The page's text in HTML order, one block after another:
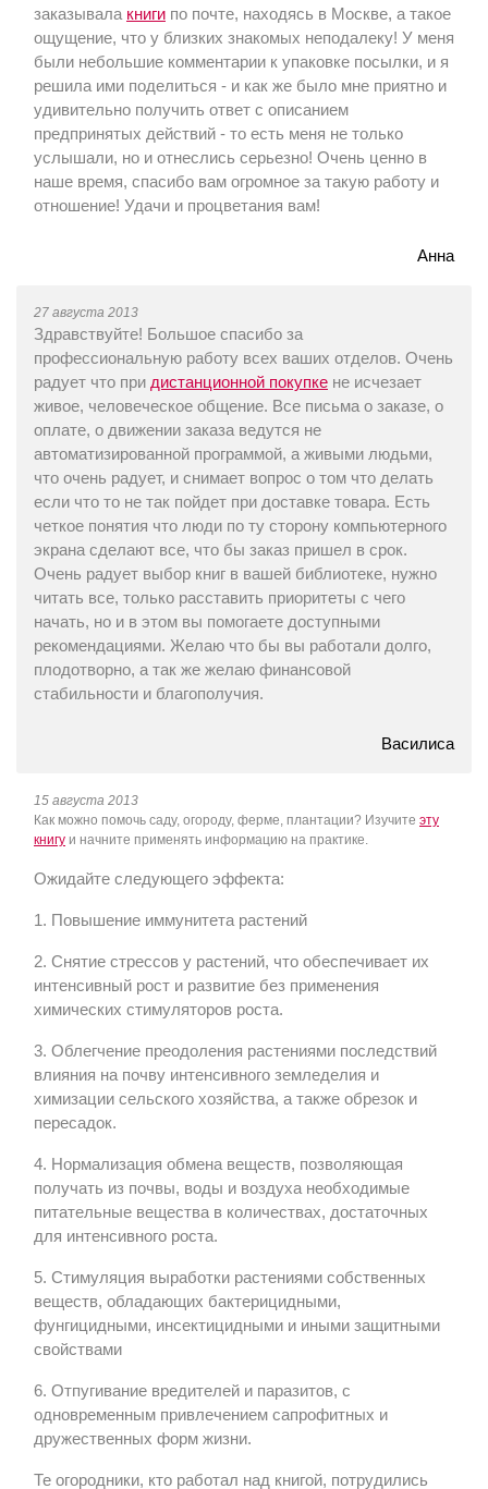
заказывала книги по почте, находясь в Москве, а такое
ощущение, что у близких знакомых неподалеку! У меня
были небольшие комментарии к упаковке посылки, и я
решила ими поделиться - и как же было мне приятно и
удивительно получить ответ с описанием
предпринятых действий - то есть меня не только
услышали, но и отнеслись серьезно! Очень ценно в
наше время, спасибо вам огромное за такую работу и
отношение! Удачи и процветания вам!
Анна
27 августа 2013
Здравствуйте! Большое спасибо за
профессиональную работу всех ваших отделов. Очень
радует что при дистанционной покупке не исчезает
живое, человеческое общение. Все письма о заказе, о
оплате, о движении заказа ведутся не
автоматизированной программой, а живыми людьми,
что очень радует, и снимает вопрос о том что делать
если что то не так пойдет при доставке товара. Есть
четкое понятия что люди по ту сторону компьютерного
экрана сделают все, что бы заказ пришел в срок.
Очень радует выбор книг в вашей библиотеке, нужно
читать все, только расставить приоритеты с чего
начать, но и в этом вы помогаете доступными
рекомендациями. Желаю что бы вы работали долго,
плодотворно, а так же желаю финансовой
стабильности и благополучия.
Василиса
15 августа 2013
Как можно помочь саду, огороду, ферме, плантации? Изучите эту
книгу и начните применять информацию на практике.
Ожидайте следующего эффекта:
1. Повышение иммунитета растений
2. Снятие стрессов у растений, что обеспечивает их
интенсивный рост и развитие без применения
химических стимуляторов роста.
3. Облегчение преодоления растениями последствий
влияния на почву интенсивного земледелия и
химизации сельского хозяйства, а также обрезок и
пересадок.
4. Нормализация обмена веществ, позволяющая
получать из почвы, воды и воздуха необходимые
питательные вещества в количествах, достаточных
для интенсивного роста.
5. Стимуляция выработки растениями собственных
веществ, обладающих бактерицидными,
фунгицидными, инсектицидными и иными защитными
свойствами
6. Отпугивание вредителей и паразитов, с
одновременным привлечением сапрофитных и
дружественных форм жизни.
Те огородники, кто работал над книгой, потрудились